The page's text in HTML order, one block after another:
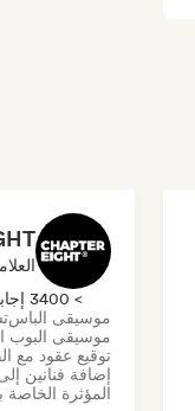
> 3400 إجابة تم تقديمها
موسيقى الباس
موسيقى البوب
توقيع عقود مع
إضافة فنانين
المؤثرة الخاصة